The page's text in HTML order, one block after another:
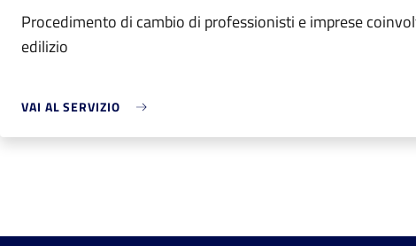
Procedimento di cambio di professionisti e imprese
edilizio
VAI AL SERVIZIO